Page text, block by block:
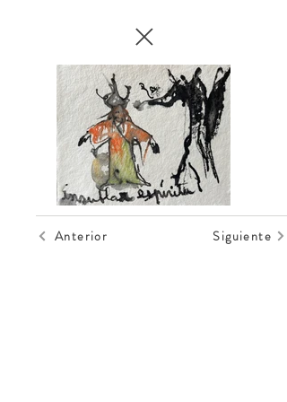
Anterior Siguiente